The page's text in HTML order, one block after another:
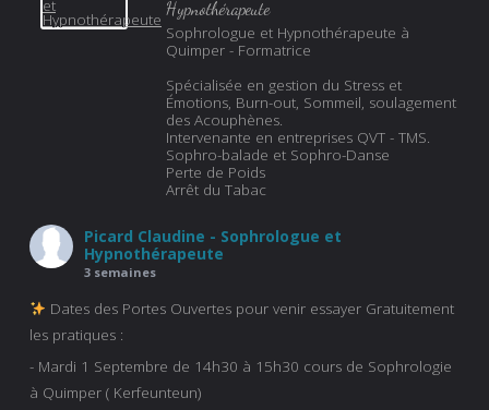
Hypnothérapeute
Sophrologue et Hypnothérapeute à
Quimper - Formatrice
Spécialisée en gestion du Stress et
Émotions, Burn-out, Sommeil, soulagement
des Acouphènes.
Intervenante en entreprises QVT - TMS.
Sophro-balade et Sophro-Danse
Perte de Poids
Arrêt du Tabac
Picard Claudine - Sophrologue et
Hypnothérapeute
3 semaines
Dates des Portes Ouvertes pour venir essayer Gratuitement
les pratiques :
- Mardi 1 Septembre de 14h30 à 15h30 cours de Sophrologie
à Quimper ( Kerfeunteun)